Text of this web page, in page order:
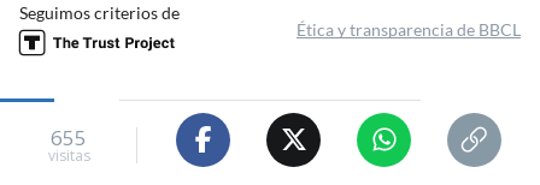
Seguimos criterios de
Ética y transparencia de BBCL
655
visitas